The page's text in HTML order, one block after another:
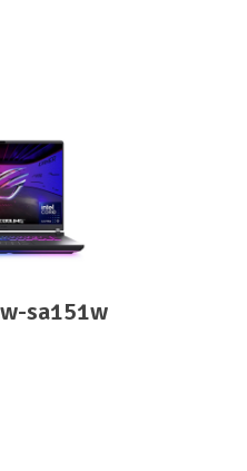
sa151w